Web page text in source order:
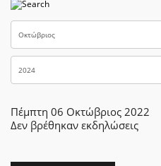
Πέμπτη 06 Οκτώβριος 2022
Δεν βρέθηκαν εκδηλώσεις